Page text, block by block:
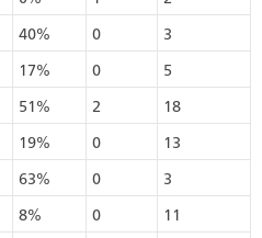
40% 0
3
17% 0
5
51% 2
18
19% 0
13
63% 0
3
8% 0
11